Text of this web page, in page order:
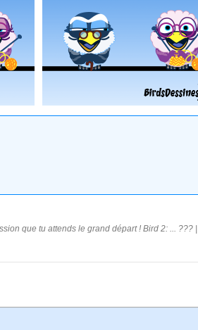
que tu attends le grand départ ! Bird 2: ... ??? |